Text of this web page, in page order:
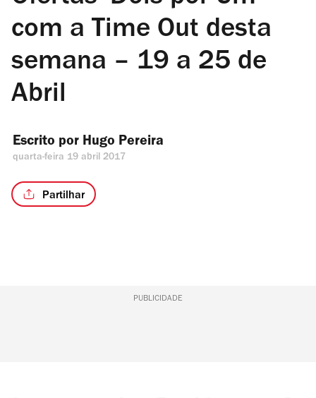
com a Time Out desta
semana – 19 a 25 de
Abril
Escrito por Hugo Pereira
quarta-feira 19 abril 2017
Partilhar
PUBLICIDADE